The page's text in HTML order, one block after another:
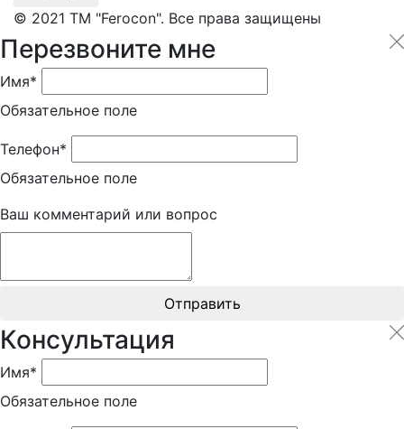
© 2021 ТМ "Ferocon". Все права защищены
Перезвоните мне
Имя*
Обязательное поле
Телефон*
Обязательное поле
Ваш комментарий или вопрос
Отправить
Консультация
Имя*
Обязательное поле